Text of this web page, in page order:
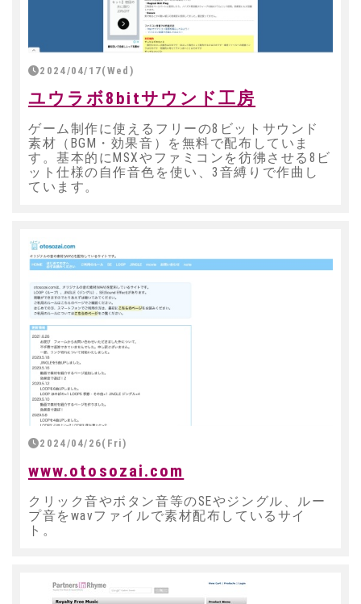
2024/04/17(Wed)
ユウラボ8bitサウンド工房
ゲーム制作に使えるフリーの8ビットサウンド
素材（BGM・効果音）を無料で配布していま
す。基本的にMSXやファミコンを彷彿させる8ビ
ット仕様の自作音色を使い、3音縛りで作曲し
ています。
2024/04/26(Fri)
www.otosozai.com
クリック音やボタン音等のSEやジングル、ルー
プ音をwavファイルで素材配布しているサイ
ト。